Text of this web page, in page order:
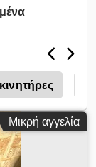
Μικρή αγγελία